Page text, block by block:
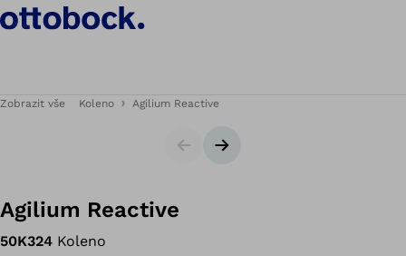
Zobrazit vše Koleno Agilium Reactive
SliderNásledující snímek
Agilium Reactive
50K324 Koleno